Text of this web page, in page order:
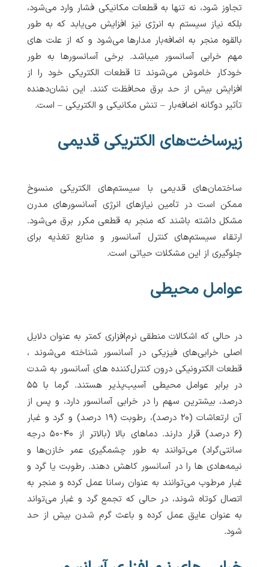
تجاوز شود، نه تنها به قطعات مکانیکی فشار وارد می‌شود،
بلکه نیاز سیستم به انرژی نیز افزایش می‌یابد که به طور
بالقوه منجر به اضافه‌بار مدارها می‌شود و که از علت های
مهم خرابی آسانسور میباشد. برخی آسانسورها به طور
خودکار خاموش می‌شوند تا قطعات الکتریکی خود را از
افزایش بیش از حد برق محافظت کنند. این نشان‌دهنده
تأثیر دوگانه اضافه‌بار – تنش مکانیکی و الکتریکی – است.
زیرساخت‌های الکتریکی قدیمی
ساختمان‌های قدیمی با سیستم‌های الکتریکی منسوخ
ممکن است در تأمین نیازهای انرژی آسانسورهای مدرن
مشکل داشته باشند که منجر به قطعی مکرر برق می‌شود.
ارتقاء سیستم‌های کنترل آسانسور و منابع تغذیه برای
جلوگیری از این مشکلات حیاتی است.
عوامل محیطی
در حالی که اشکالات منطقی نرم‌افزاری کمتر به عنوان دلایل
اصلی خرابی‌های فیزیکی در آسانسور شناخته می‌شوند ،
قطعات الکترونیکی درون کنترل‌کننده های آسانسور به شدت
در برابر عوامل محیطی آسیب‌پذیر هستند. گرما با ۵۵
درصد، بیشترین سهم را در خرابی آسانسور دارد، و پس از
آن ارتعاشات (۲۰ درصد)، رطوبت (۱۹ درصد) و گرد و غبار
(۶ درصد) قرار دارند. دماهای بالا (بالاتر از ۴۰-۵۰ درجه
سانتی‌گراد) می‌توانند به طور چشمگیری عمر خازن‌ها و
نیمه‌هادی ها را در آسانسور کاهش دهند. رطوبت یا گرد و
غبار مرطوب می‌توانند به عنوان رسانا عمل کرده و منجر به
اتصال کوتاه شوند، در حالی که تجمع گرد و غبار می‌تواند
به عنوان عایق عمل کرده و باعث گرم شدن بیش از حد
شود.